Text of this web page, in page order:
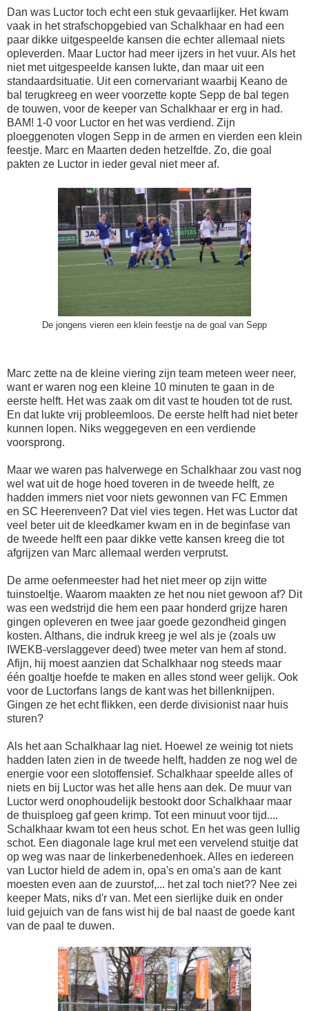
Dan was Luctor toch echt een stuk gevaarlijker. Het kwam
vaak in het strafschopgebied van Schalkhaar en had een
paar dikke uitgespeelde kansen die echter allemaal niets
opleverden. Maar Luctor had meer ijzers in het vuur. Als het
niet met uitgespeelde kansen lukte, dan maar uit een
standaardsituatie. Uit een cornervariant waarbij Keano de
bal terugkreeg en weer voorzette kopte Sepp de bal tegen
de touwen, voor de keeper van Schalkhaar er erg in had.
BAM! 1-0 voor Luctor en het was verdiend. Zijn
ploeggenoten vlogen Sepp in de armen en vierden een klein
feestje. Marc en Maarten deden hetzelfde. Zo, die goal
pakten ze Luctor in ieder geval niet meer af.
De jongens vieren een klein feestje na de goal van Sepp
Marc zette na de kleine viering zijn team meteen weer neer,
want er waren nog een kleine 10 minuten te gaan in de
eerste helft. Het was zaak om dit vast te houden tot de rust.
En dat lukte vrij probleemloos. De eerste helft had niet beter
kunnen lopen. Niks weggegeven en een verdiende
voorsprong.
Maar we waren pas halverwege en Schalkhaar zou vast nog
wel wat uit de hoge hoed toveren in de tweede helft, ze
hadden immers niet voor niets gewonnen van FC Emmen
en SC Heerenveen? Dat viel vies tegen. Het was Luctor dat
veel beter uit de kleedkamer kwam en in de beginfase van
de tweede helft een paar dikke vette kansen kreeg die tot
afgrijzen van Marc allemaal werden verprutst.
De arme oefenmeester had het niet meer op zijn witte
tuinstoeltje. Waarom maakten ze het nou niet gewoon af? Dit
was een wedstrijd die hem een paar honderd grijze haren
gingen opleveren en twee jaar goede gezondheid gingen
kosten. Althans, die indruk kreeg je wel als je (zoals uw
IWEKB-verslaggever deed) twee meter van hem af stond.
Afijn, hij moest aanzien dat Schalkhaar nog steeds maar
één goaltje hoefde te maken en alles stond weer gelijk. Ook
voor de Luctorfans langs de kant was het billenknijpen.
Gingen ze het echt flikken, een derde divisionist naar huis
sturen?
Als het aan Schalkhaar lag niet. Hoewel ze weinig tot niets
hadden laten zien in de tweede helft, hadden ze nog wel de
energie voor een slotoffensief. Schalkhaar speelde alles of
niets en bij Luctor was het alle hens aan dek. De muur van
Luctor werd onophoudelijk bestookt door Schalkhaar maar
de thuisploeg gaf geen krimp. Tot een minuut voor tijd....
Schalkhaar kwam tot een heus schot. En het was geen lullig
schot. Een diagonale lage krul met een vervelend stuitje dat
op weg was naar de linkerbenedenhoek. Alles en iedereen
van Luctor hield de adem in, opa's en oma's aan de kant
moesten even aan de zuurstof,... het zal toch niet?? Nee zei
keeper Mats, niks d'r van. Met een sierlijke duik en onder
luid gejuich van de fans wist hij de bal naast de goede kant
van de paal te duwen.